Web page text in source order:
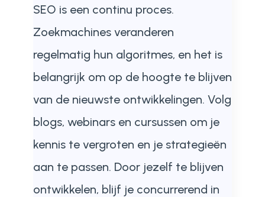
SEO is een continu proces.
Zoekmachines veranderen
regelmatig hun algoritmes, en het is
belangrijk om op de hoogte te blijven
van de nieuwste ontwikkelingen. Volg
blogs, webinars en cursussen om je
kennis te vergroten en je strategieën
aan te passen. Door jezelf te blijven
ontwikkelen, blijf je concurrerend in